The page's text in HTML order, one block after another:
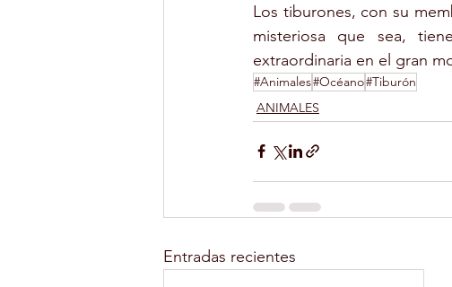
Los tiburones, con su
misteriosa que sea,
extraordinaria en el gran
#Animales#Océano#Tiburón
ANIMALES
Entradas recientes